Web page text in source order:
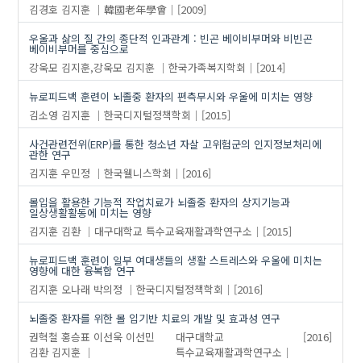
김경호 김지훈 韓國老年學會
[2009]
우울과 삶의 질 간의 종단적 인과관계 : 빈곤 베이비부머와 비빈곤
베이비부머를 중심으로
강욱모 김지훈,강욱모 김지훈 한국가족복지학회
[2014]
뉴로피드백 훈련이 뇌졸중 환자의 편측무시와 우울에 미치는 영향
김소영 김지훈 한국디지털정책학회
[2015]
사건관련전위(ERP)를 통한 청소년 자살 고위험군의 인지정보처리에
관한 연구
김지훈 우민정 한국웰니스학회
[2016]
몰입을 활용한 기능적 작업치료가 뇌졸중 환자의 상지기능과
일상생활활동에 미치는 영향
김지훈 김환 대구대학교 특수교육재활과학연구소
[2015]
뉴로피드백 훈련이 일부 여대생들의 생활 스트레스와 우울에 미치는
영향에 대한 융복합 연구
김지훈 오나래 박의정 한국디지털정책학회
[2016]
뇌졸중 환자를 위한 몰 입기반 치료의 개발 및 효과성 연구
권혁철 홍승표 이선욱 이선민
김환 김지훈
대구대학교
특수교육재활과학연구소
[2016]